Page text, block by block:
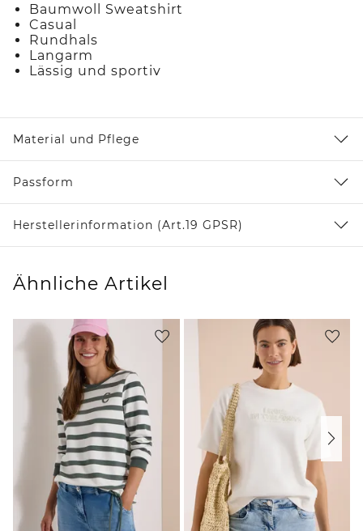
Baumwoll Sweatshirt
Casual
Rundhals
Langarm
Lässig und sportiv
Material und Pflege
Passform
Herstellerinformation (Art.19 GPSR)
Ähnliche Artikel